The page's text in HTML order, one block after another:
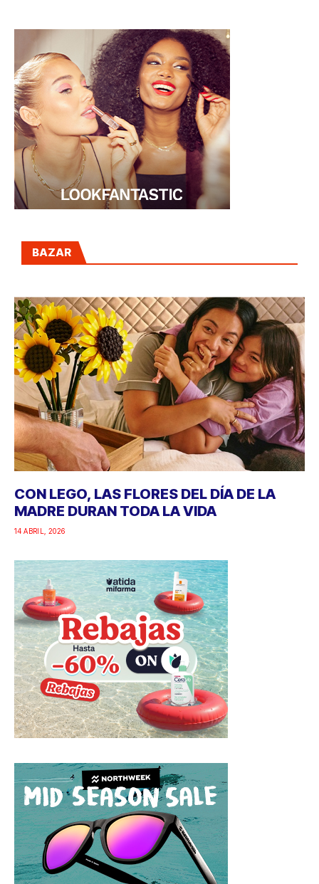
BAZAR
CON LEGO, LAS FLORES DEL DÍA DE LA
MADRE DURAN TODA LA VIDA
14 ABRIL, 2026